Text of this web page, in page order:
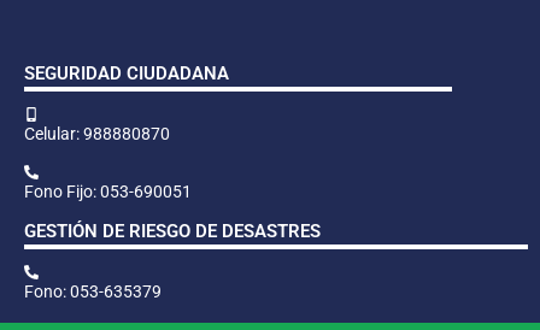
SEGURIDAD CIUDADANA
Celular: 988880870
Fono Fijo: 053-690051
GESTIÓN DE RIESGO DE DESASTRES
Fono: 053-635379